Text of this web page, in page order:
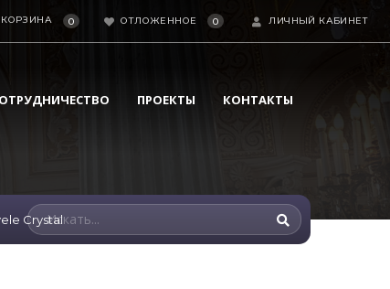
КОРЗИНА 0 ОТЛОЖЕННОЕ 0 ЛИЧНЫЙ КАБИНЕТ
ПРОЕКТЫ КОНТАКТЫ
Crystal